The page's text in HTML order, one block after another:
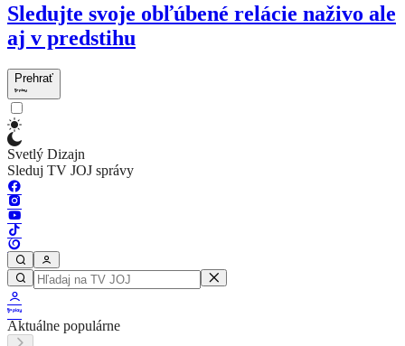
Sledujte svoje obľúbené relácie naživo ale
aj v predstihu
Prehrať
Svetlý Dizajn
Sleduj TV JOJ správy
Aktuálne populárne